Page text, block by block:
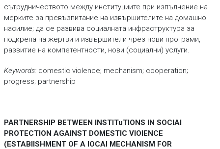
сътрудничеството между институциите при изпълнение на
мерките за превъзпитание на извършителите на домашно
насилие; да се развива социалната инфраструктура за
подкрепа на жертви и извършители чрез нови програми,
развитие на компетентности, нови (социални) услуги.
Keywords:domestic violence; mechanism; cooperation;
progress; partnership
PARTNERSHIP BETWEEN INSTITuTIONS IN SOCIAl
PROTECTION AGAINST DOMESTIC VIOlENCE
(ESTABlISHMENT OF A lOCAl MECHANISM FOR